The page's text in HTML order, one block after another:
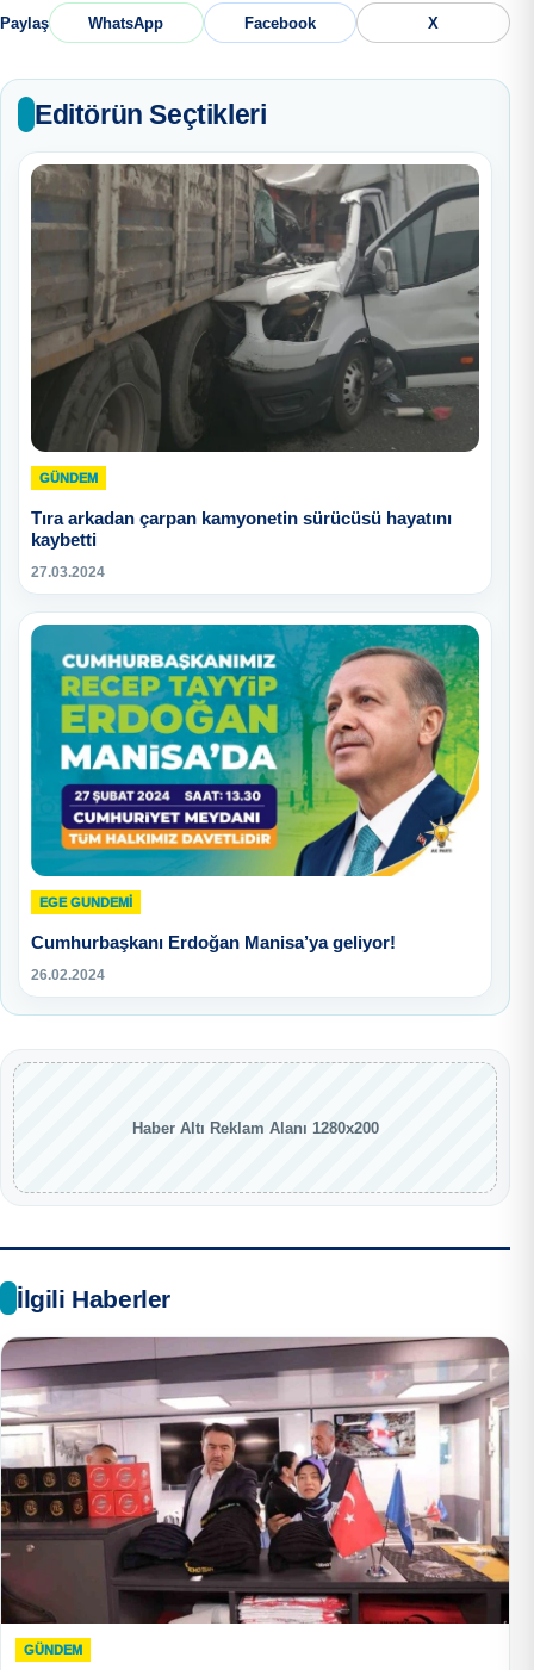
Paylaş WhatsApp Facebook X
Editörün Seçtikleri
GÜNDEM
Tıra arkadan çarpan kamyonetin sürücüsü hayatını
kaybetti
27.03.2024
EGE GUNDEMİ
Cumhurbaşkanı Erdoğan Manisa’ya geliyor!
26.02.2024
Haber Altı Reklam Alanı 1280x200
İlgili Haberler
GÜNDEM